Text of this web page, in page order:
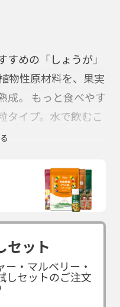
めの「しょうが」
物性原材料を、果実
成。 もっと食べやす
タイプ。水で飲むこ
セット
・マルベリー・
しセットのご注文